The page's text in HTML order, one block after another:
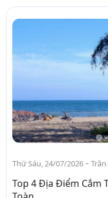
Thứ Sáu, 24/07/2026 -
Top 4 Địa Điểm Cắm